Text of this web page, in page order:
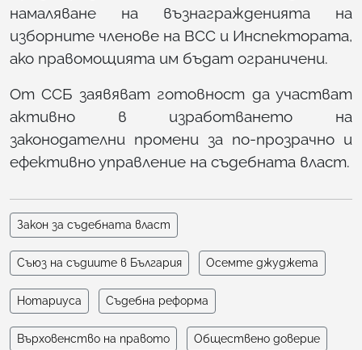
намаляване на възнагражденията на
изборните членове на ВСС и Инспектората,
ако правомощията им бъдат ограничени.
От ССБ заявяват готовност да участват
активно в изработването на
законодателни промени за по-прозрачно и
ефективно управление на съдебната власт.
Закон за съдебната власт
Съюз на съдиите в България Осемте джуджета
Нотариуса Съдебна реформа
Върховенство на правото Обществено доверие